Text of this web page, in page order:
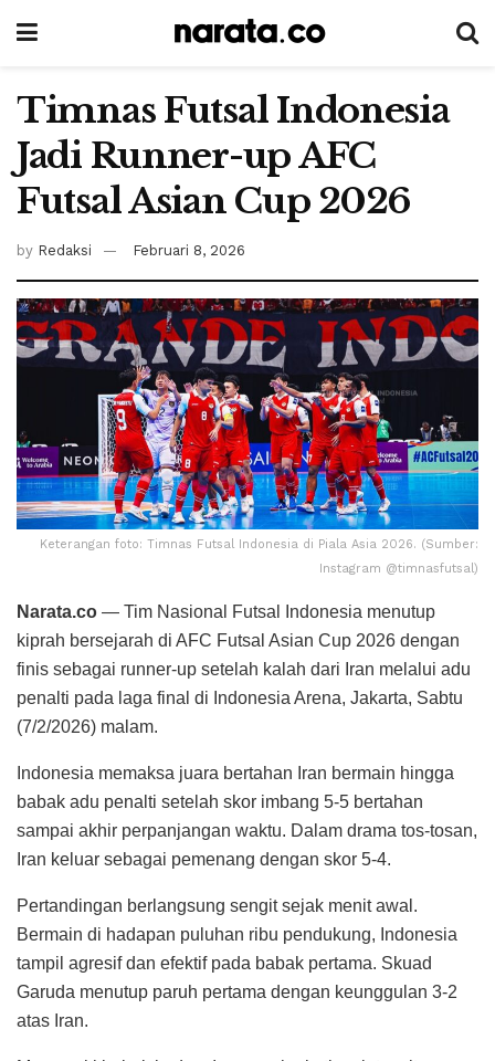
Timnas Futsal Indonesia
Jadi Runner-up AFC
Futsal Asian Cup 2026
by Redaksi Februari 8, 2026
Keterangan foto: Timnas Futsal Indonesia di Piala Asia 2026. (Sumber:
Instagram @timnasfutsal)
Narata.co — Tim Nasional Futsal Indonesia menutup
kiprah bersejarah di AFC Futsal Asian Cup 2026 dengan
finis sebagai runner-up setelah kalah dari Iran melalui adu
penalti pada laga final di Indonesia Arena, Jakarta, Sabtu
(7/2/2026) malam.
Indonesia memaksa juara bertahan Iran bermain hingga
babak adu penalti setelah skor imbang 5-5 bertahan
sampai akhir perpanjangan waktu. Dalam drama tos-tosan,
Iran keluar sebagai pemenang dengan skor 5-4.
Pertandingan berlangsung sengit sejak menit awal.
Bermain di hadapan puluhan ribu pendukung, Indonesia
tampil agresif dan efektif pada babak pertama. Skuad
Garuda menutup paruh pertama dengan keunggulan 3-2
atas Iran.